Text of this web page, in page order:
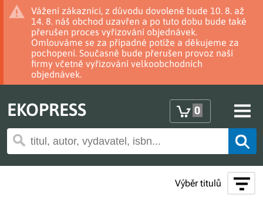
Vážení zákazníci, z důvodu dovolené bude 10. 8. až
14. 8. náš obchod uzavřen a po tuto dobu bude také
přerušen proces vyřizování objednávek.
Omlouváme se za případné potíže a děkujeme za
pochopení. Současně bude přerušen provoz naší
firmy včetně vyřizování velkoobchodních
objednávek.
EKOPRESS 0
Výběr titulů